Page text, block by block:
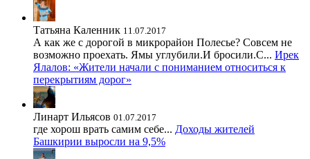
Татьяна Каленник 11.07.2017
А как же с дорогой в микрорайон Полесье? Совсем не
возможно проехать. Ямы углубили.И бросили.С... Ирек
Ялалов: «Жители начали с пониманием относиться к
перекрытиям дорог»
Линарт Ильясов 01.07.2017
где хорош врать самим себе... Доходы жителей
Башкирии выросли на 9,5%